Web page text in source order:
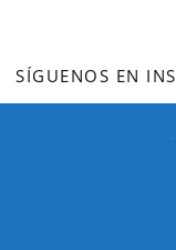
SÍGUENOS EN